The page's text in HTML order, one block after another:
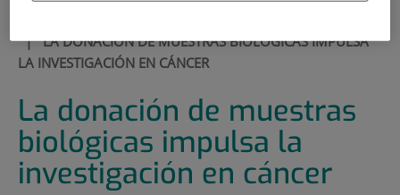
|LA DONACIÓN DE MUESTRAS BIOLÓGICAS IMPULSA
LA INVESTIGACIÓN EN CÁNCER
La donación de muestras
biológicas impulsa la
investigación en cáncer